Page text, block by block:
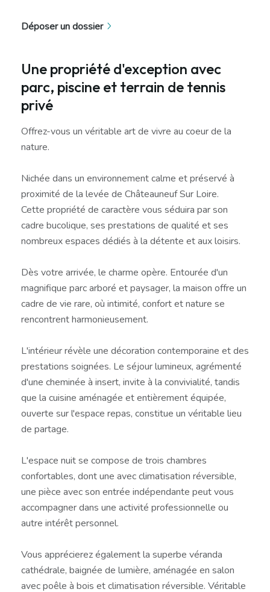
Déposer un dossier
Une propriété d'exception avec
parc, piscine et terrain de tennis
privé
Offrez-vous un véritable art de vivre au coeur de la
nature.
Nichée dans un environnement calme et préservé à
proximité de la levée de Châteauneuf Sur Loire.
Cette propriété de caractère vous séduira par son
cadre bucolique, ses prestations de qualité et ses
nombreux espaces dédiés à la détente et aux loisirs.
Dès votre arrivée, le charme opère. Entourée d'un
magnifique parc arboré et paysager, la maison offre un
cadre de vie rare, où intimité, confort et nature se
rencontrent harmonieusement.
L'intérieur révèle une décoration contemporaine et des
prestations soignées. Le séjour lumineux, agrémenté
d'une cheminée à insert, invite à la convivialité, tandis
que la cuisine aménagée et entièrement équipée,
ouverte sur l'espace repas, constitue un véritable lieu
de partage.
L'espace nuit se compose de trois chambres
confortables, dont une avec climatisation réversible,
une pièce avec son entrée indépendante peut vous
accompagner dans une activité professionnelle ou
autre intérêt personnel.
Vous apprécierez également la superbe véranda
cathédrale, baignée de lumière, aménagée en salon
avec poêle à bois et climatisation réversible. Véritable